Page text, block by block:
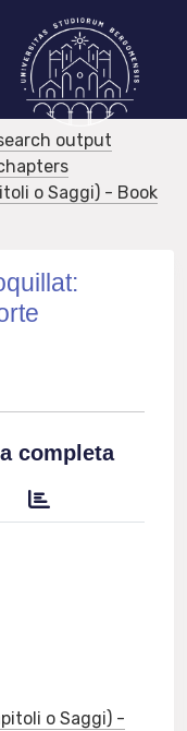
output
o Saggi) - Book
completa
o Saggi) -